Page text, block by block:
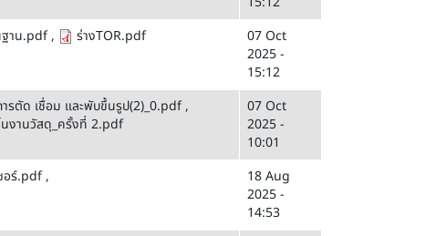
ฐาน.pdf, ร่างTOR.pdf
07 Oct
2025 -
15:12
รตัด เชื่อม และพับขึ้นรูป(2)_0.pdf,
งานวัสดุ_ครั้งที่ 2.pdf
07 Oct
2025 -
10:01
อร์.pdf,
18 Aug
2025 -
14:53